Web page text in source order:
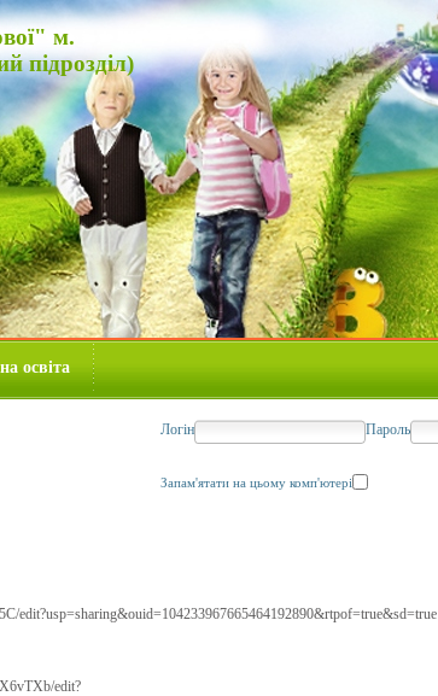
м.
підрозділ)
освіта
Логін Пароль
Запам'ятати на цьому комп'ютері
edit?usp=sharing&ouid=104233967665464192890&rtpof=true&sd=true
edit?